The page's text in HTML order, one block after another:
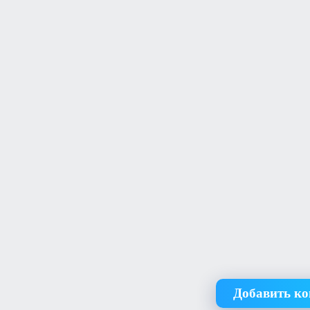
Добавить